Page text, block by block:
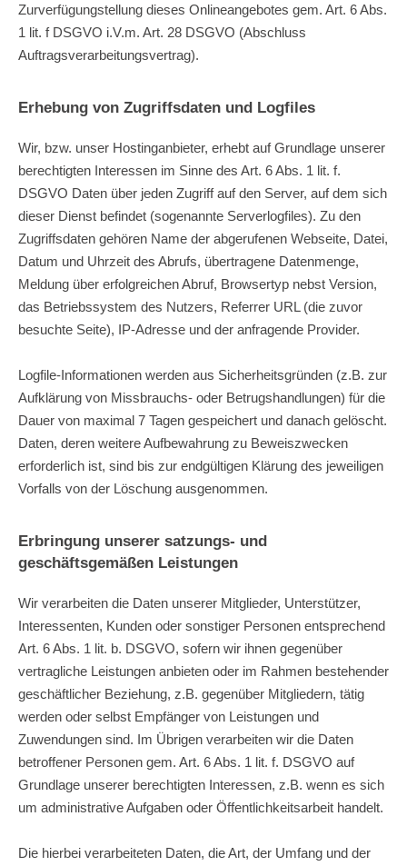
Zurverfügungstellung dieses Onlineangebotes gem. Art. 6 Abs.
1 lit. f DSGVO i.V.m. Art. 28 DSGVO (Abschluss
Auftragsverarbeitungsvertrag).
Erhebung von Zugriffsdaten und Logfiles
Wir, bzw. unser Hostinganbieter, erhebt auf Grundlage unserer
berechtigten Interessen im Sinne des Art. 6 Abs. 1 lit. f.
DSGVO Daten über jeden Zugriff auf den Server, auf dem sich
dieser Dienst befindet (sogenannte Serverlogfiles). Zu den
Zugriffsdaten gehören Name der abgerufenen Webseite, Datei,
Datum und Uhrzeit des Abrufs, übertragene Datenmenge,
Meldung über erfolgreichen Abruf, Browsertyp nebst Version,
das Betriebssystem des Nutzers, Referrer URL (die zuvor
besuchte Seite), IP-Adresse und der anfragende Provider.
Logfile-Informationen werden aus Sicherheitsgründen (z.B. zur
Aufklärung von Missbrauchs- oder Betrugshandlungen) für die
Dauer von maximal 7 Tagen gespeichert und danach gelöscht.
Daten, deren weitere Aufbewahrung zu Beweiszwecken
erforderlich ist, sind bis zur endgültigen Klärung des jeweiligen
Vorfalls von der Löschung ausgenommen.
Erbringung unserer satzungs- und
geschäftsgemäßen Leistungen
Wir verarbeiten die Daten unserer Mitglieder, Unterstützer,
Interessenten, Kunden oder sonstiger Personen entsprechend
Art. 6 Abs. 1 lit. b. DSGVO, sofern wir ihnen gegenüber
vertragliche Leistungen anbieten oder im Rahmen bestehender
geschäftlicher Beziehung, z.B. gegenüber Mitgliedern, tätig
werden oder selbst Empfänger von Leistungen und
Zuwendungen sind. Im Übrigen verarbeiten wir die Daten
betroffener Personen gem. Art. 6 Abs. 1 lit. f. DSGVO auf
Grundlage unserer berechtigten Interessen, z.B. wenn es sich
um administrative Aufgaben oder Öffentlichkeitsarbeit handelt.
Die hierbei verarbeiteten Daten, die Art, der Umfang und der